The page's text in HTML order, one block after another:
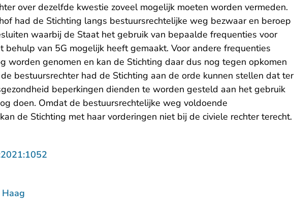
over dezelfde kwestie zoveel mogelijk moeten worden vermeden.
had de Stichting langs bestuursrechtelijke weg bezwaar en beroep
waarbij de Staat het gebruik van bepaalde frequenties voor
behulp van 5G mogelijk heeft gemaakt. Voor andere frequenties
worden genomen en kan de Stichting daar dus nog tegen opkomen
bestuursrechter had de Stichting aan de orde kunnen stellen dat ter
beperkingen dienden te worden gesteld aan het gebruik
doen. Omdat de bestuursrechtelijke weg voldoende
de Stichting met haar vorderingen niet bij de civiele rechter terecht.